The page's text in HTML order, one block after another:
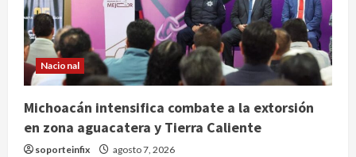
Nacional
Michoacán intensifica combate a la extorsión
en zona aguacatera y Tierra Caliente
soporteinfix agosto 7, 2026